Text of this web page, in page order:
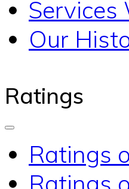
Services
Our
Ratings
Ratings